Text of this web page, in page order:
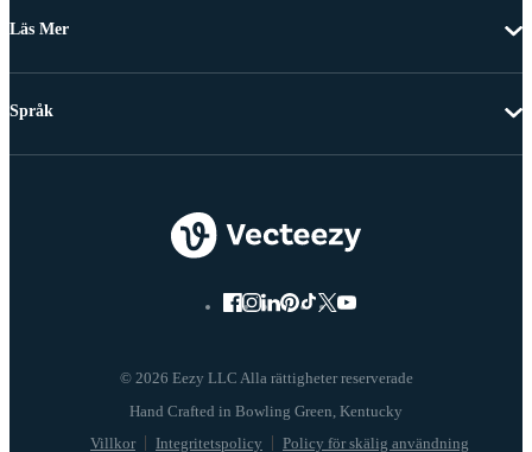
Läs Mer
© 2026 Eezy LLC Alla rättigheter reserverade
Villkor Integritetspolicy Policy för skälig användning
Språk